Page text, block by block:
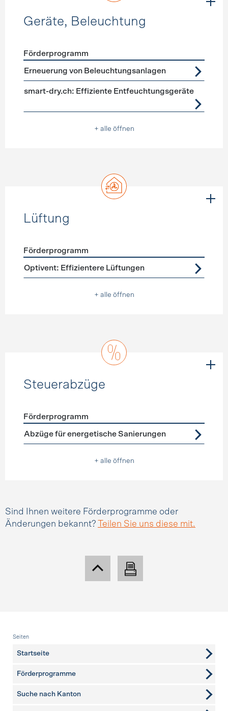
Geräte, Beleuchtung
Förderprogramme Geräte, Beleuchtung
Förderprogramm
Erneuerung von Beleuchtungsanlagen
smart-dry.ch: Effiziente Entfeuchtungsgeräte
+ alle öffnen
Lüftung
Förderprogramme Lüftung
Förderprogramm
Optivent: Effizientere Lüftungen
+ alle öffnen
Steuerabzüge
Förderprogramme Steuerabzüge
Förderprogramm
Abzüge für energetische Sanierungen
+ alle öffnen
Sind Ihnen weitere Förderprogramme oder
Änderungen bekannt?
Teilen Sie uns diese mit.
Fusszeile
Seiten
Startseite
Förderprogramme
Suche nach Kanton